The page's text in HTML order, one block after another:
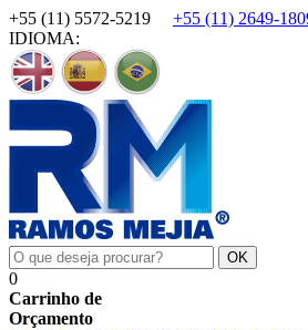
+55 (11) 5572-5219 +55 (11) 2649-
IDIOMA:
0
Carrinho de
Orçamento